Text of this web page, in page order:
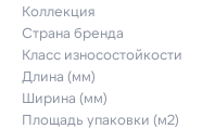
Коллекция
Страна бренда
Класс износостойкости
Длина (мм)
Ширина (мм)
Площадь упаковки (м2)